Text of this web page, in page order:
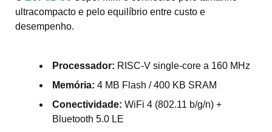
ultracompacto e pelo equilíbrio entre custo e
desempenho.
Processador: RISC-V single-core a 160 MHz
Memória: 4 MB Flash / 400 KB SRAM
Conectividade: WiFi 4 (802.11 b/g/n) +
Bluetooth 5.0 LE